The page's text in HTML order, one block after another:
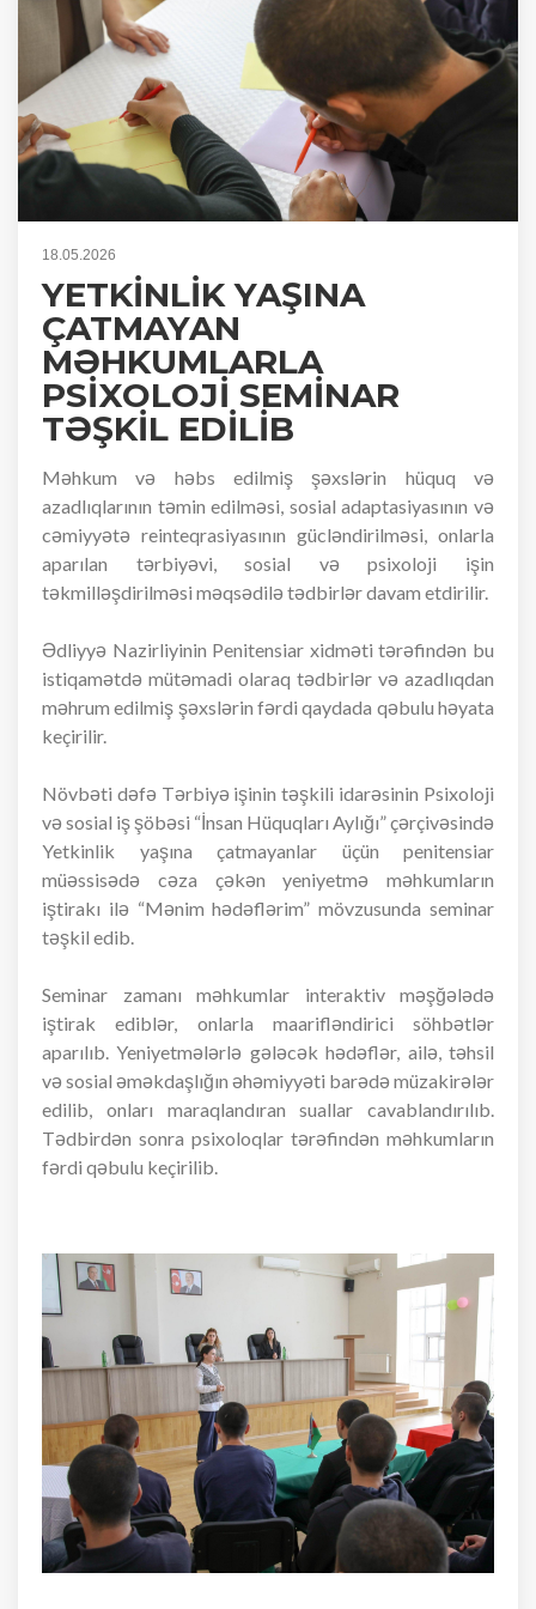
18.05.2026
YETKİNLİK YAŞINA
ÇATMAYAN
MƏHKUMLARLA
PSİXOLOJİ SEMİNAR
TƏŞKİL EDİLİB
Məhkum və həbs edilmiş şəxslərin hüquq və
azadlıqlarının təmin edilməsi, sosial adaptasiyasının və
cəmiyyətə reinteqrasiyasının gücləndirilməsi, onlarla
aparılan tərbiyəvi, sosial və psixoloji işin
təkmilləşdirilməsi məqsədilə tədbirlər davam etdirilir.
Ədliyyə Nazirliyinin Penitensiar xidməti tərəfindən bu
istiqamətdə mütəmadi olaraq tədbirlər və azadlıqdan
məhrum edilmiş şəxslərin fərdi qaydada qəbulu həyata
keçirilir.
Növbəti dəfə Tərbiyə işinin təşkili idarəsinin Psixoloji
və sosial iş şöbəsi “İnsan Hüquqları Aylığı” çərçivəsində
Yetkinlik yaşına çatmayanlar üçün penitensiar
müəssisədə cəza çəkən yeniyetmə məhkumların
iştirakı ilə “Mənim hədəflərim” mövzusunda seminar
təşkil edib.
Seminar zamanı məhkumlar interaktiv məşğələdə
iştirak ediblər, onlarla maarifləndirici söhbətlər
aparılıb. Yeniyetmələrlə gələcək hədəflər, ailə, təhsil
və sosial əməkdaşlığın əhəmiyyəti barədə müzakirələr
edilib, onları maraqlandıran suallar cavablandırılıb.
Tədbirdən sonra psixoloqlar tərəfindən məhkumların
fərdi qəbulu keçirilib.